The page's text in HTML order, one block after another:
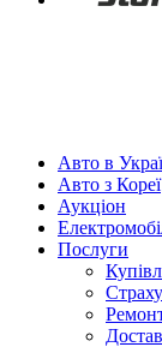
Авто в
Авто з Кореї
Аукціон
Послуги